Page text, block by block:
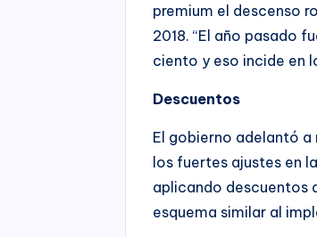
premium el descenso
2018. “El año pasado
ciento y eso incide en
Descuentos
El gobierno adelantó
los fuertes ajustes en
aplicando descuentos
esquema similar al